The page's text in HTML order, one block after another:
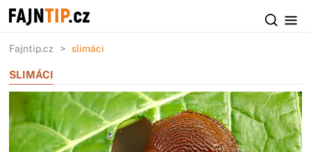
Fajntip.cz slimáci
SLIMÁCI